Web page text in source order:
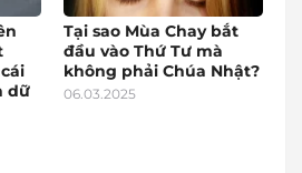
dữ
Tại sao Mùa Chay bắt
đầu vào Thứ Tư mà
không phải Chúa Nhật?
06.03.2025